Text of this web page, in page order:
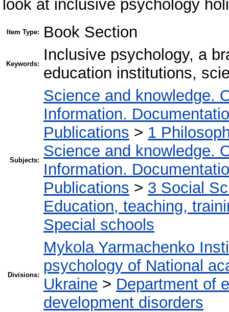
look at inclusive psychology
Item Type: Book Section
Keywords:
Inclusive psychology, a
education institutions,
Subjects:
Science and knowledge.
Information.
Publications > 1
Science and knowledge.
Information.
Publications > 3 Social
Education, teaching,
Special schools
Divisions:
Mykola Yarmachenko
psychology of National
Ukraine > Department of
development disorders